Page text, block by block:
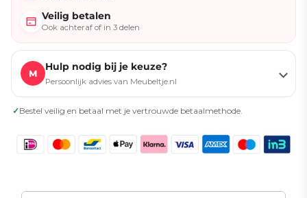
Veilig betalen
Ook achteraf of in 3 delen
M
Hulp nodig bij je keuze?
Persoonlijk advies van Meubeltje.nl
✓Bestel veilig en betaal met je vertrouwde betaalmethode.